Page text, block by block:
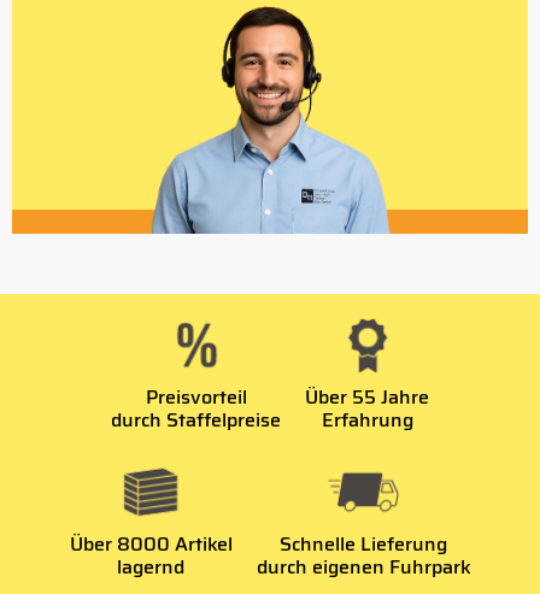
Preisvorteil
durch Staffelpreise
Über 55 Jahre
Erfahrung
Über 8000 Artikel
lagernd
Schnelle Lieferung
durch eigenen Fuhrpark